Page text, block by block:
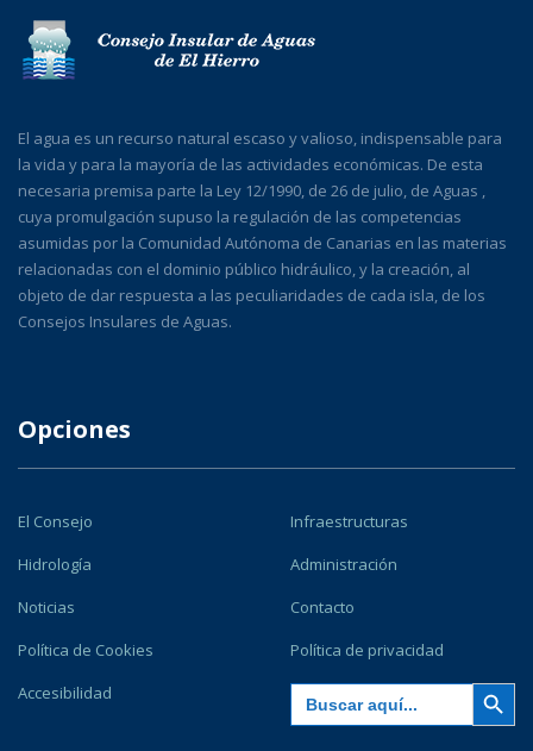
El agua es un recurso natural escaso y valioso, indispensable para
la vida y para la mayoría de las actividades económicas. De esta
necesaria premisa parte la Ley 12/1990, de 26 de julio, de Aguas ,
cuya promulgación supuso la regulación de las competencias
asumidas por la Comunidad Autónoma de Canarias en las materias
relacionadas con el dominio público hidráulico, y la creación, al
objeto de dar respuesta a las peculiaridades de cada isla, de los
Consejos Insulares de Aguas.
Opciones
El Consejo
Infraestructuras
Hidrología
Administración
Noticias
Contacto
Política de Cookies
Política de privacidad
Accesibilidad
Buscar: Botón de